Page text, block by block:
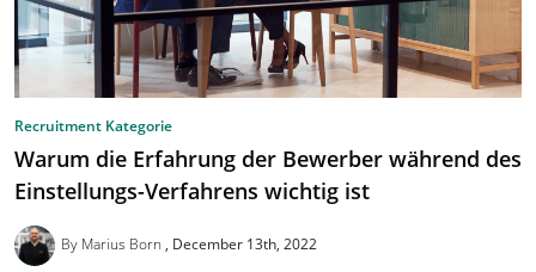
Recruitment Kategorie
Warum die Erfahrung der Bewerber während des
Einstellungs-Verfahrens wichtig ist
By Marius Born December 13th, 2022